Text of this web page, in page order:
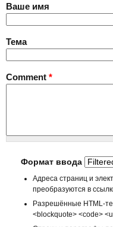
Ваше имя
Тема
Comment *
Формат ввода
Адреса страниц и
преобразуются в
Разрешённые HTML-
<blockquote> <code>